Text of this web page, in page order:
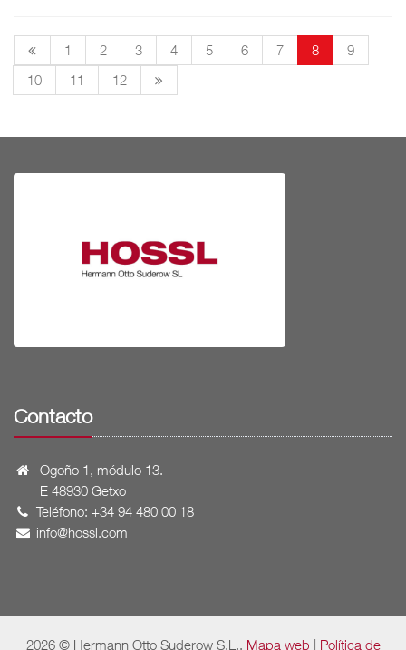
1 2 3 4 5 6 7 8
9
10
11 12
Contacto
Ogoño 1, módulo 13.
E 48930 Getxo
Teléfono: +34 94 480 00 18
info@hossl.com
2026 © Hermann Otto Suderow S.L.. Mapa web | Política de